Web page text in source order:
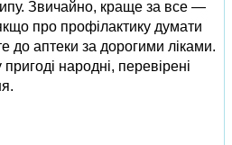
Звичайно, краще за все —
про профілактику думати
до аптеки за дорогими ліками.
народні, перевірені